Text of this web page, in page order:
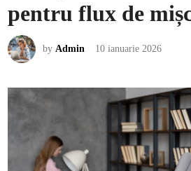
pentru flux de
byAdmin 10 ianuarie 2026